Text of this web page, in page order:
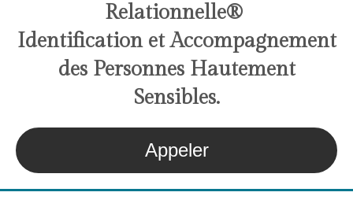
Relationnelle®
Identification et Accompagnement
des Personnes Hautement
Sensibles.
Appeler